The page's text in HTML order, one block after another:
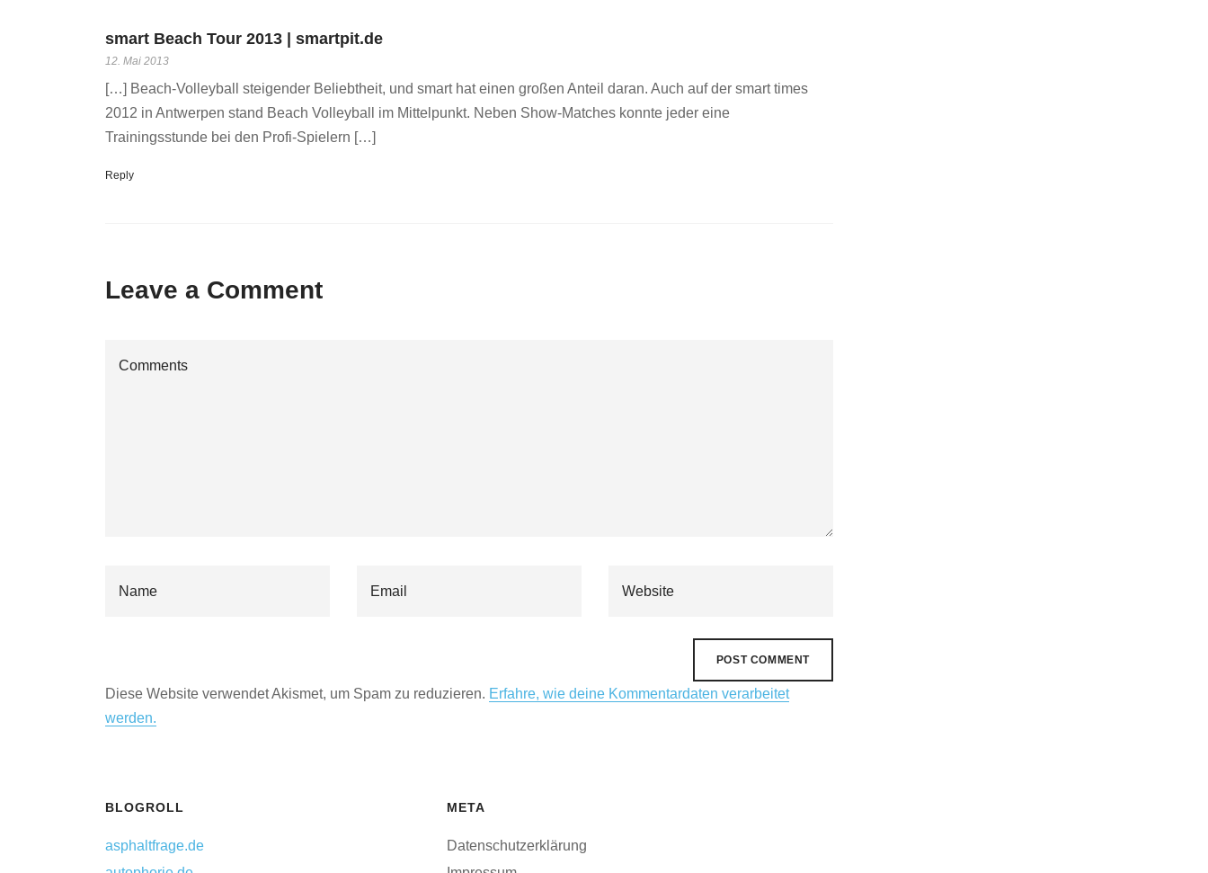
smart Beach Tour 2013 | smartpit.de
12. Mai 2013
[…] Beach-Volleyball steigender Beliebtheit, und smart hat einen großen Anteil daran. Auch auf der smart times
2012 in Antwerpen stand Beach Volleyball im Mittelpunkt. Neben Show-Matches konnte jeder eine
Trainingsstunde bei den Profi-Spielern […]
Reply
Leave a Comment
Diese Website verwendet Akismet, um Spam zu reduzieren. Erfahre, wie deine Kommentardaten verarbeitet
werden.
BLOGROLL
asphaltfrage.de
META
Datenschutzerklärung